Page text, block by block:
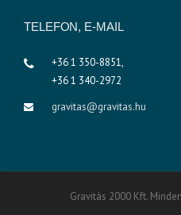
TELEFON, E-MAIL
+36 1 350-8851,
+36 1 340-2972
gravitas@gravitas.hu
Gravitás 2000 Kft.